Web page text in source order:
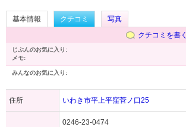
基本情報 クチコミ
写真
クチコミを書く
じぶんのお気に入り:
メモ:
みんなのお気に入り:
住所 いわき市平上平窪菅ノ口25
0246-23-0474